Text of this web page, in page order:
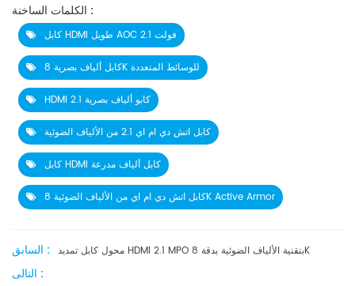
الكلمات الساخنة :
كابل HDMI طويل AOC 2.1 فولت
كابل ألياف بصرية 8K للوسائط المتعددة
HDMI 2.1 كابو ألياف بصرية
كابل اتش دي ام اي 2.1 من الألياف الضوئية
كابل HDMI كابل ألياف مدرعة
كابل اتش دي ام اي من الألياف الضوئية 8K Active Armor
السابق : محول كابل تمديد HDMI 2.1 MPO بتقنية الألياف الضوئية بدقة 8K
التالى :